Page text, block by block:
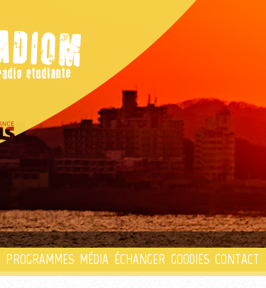
PROGRAMMES MÉDIA ÉCHANGER GOODIES CONTACT